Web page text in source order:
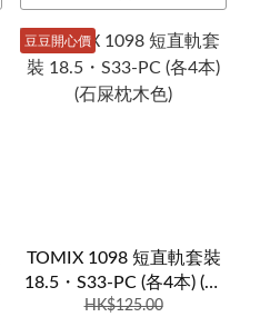
豆豆開心價
TOMIX 1098 短直軌套裝
18.5・S33-PC (各4本) (石
屎枕木色)
HK$125.00